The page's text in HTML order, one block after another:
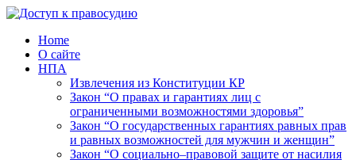
Home
О сайте
НПА
Извлечения из Конституции КР
Закон “О правах и гарантиях лиц с
ограниченными возможностями здоровья”
Закон “О государственных гарантиях равных прав
и равных возможностей для мужчин и женщин”
Закон “О социально–правовой защите от насилия